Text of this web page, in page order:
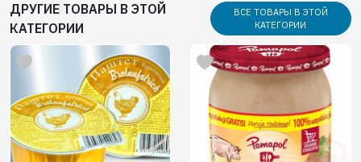
ДРУГИЕ ТОВАРЫ В ЭТОЙ
КАТЕГОРИИ
ВСЕ ТОВАРЫ В ЭТОЙ
КАТЕГОРИИ